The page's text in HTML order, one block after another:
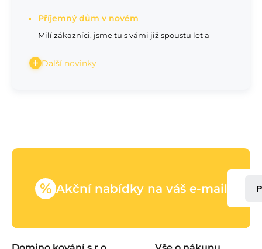
Příjemný dům v novém
Milí zákazníci, jsme tu s vámi již spoustu let a
Další novinky
% Akční nabídky na váš e-mail